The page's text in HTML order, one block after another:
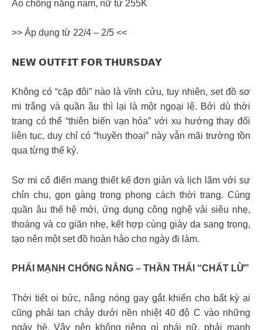
Áo chống nắng nam, nữ từ 255K
>> Áp dụng từ 22/4 – 2/5 <<
𝗡𝗘𝗪 𝗢𝗨𝗧𝗙𝗜𝗧 𝗙𝗢𝗥 𝗧𝗛𝗨𝗥𝗦𝗗𝗔𝗬
Không có “cặp đôi” nào là vĩnh cửu, tuy nhiên, set đồ sơ
mi trắng và quần âu thì lại là một ngoại lệ. Bởi dù thời
trang có thể “thiên biến vạn hóa” với xu hướng thay đổi
liên tục, duy chỉ có “huyền thoại” này vẫn mãi trường tồn
qua từng thế kỷ.
Sơ mi cổ điển mang thiết kế đơn giản và lịch lãm với sự
chỉn chu, gọn gàng trong phong cách thời trang. Cùng
quần âu thế hệ mới, ứng dụng công nghệ vải siêu nhẹ,
thoáng và co giãn nhẹ, kết hợp cùng giày da sang trọng,
tạo nên một set đồ hoàn hảo cho ngày đi làm.
PHÁI MẠNH CHỐNG NẮNG – THẦN THÁI “CHẤT LỪ”
Thời tiết oi bức, nắng nóng gay gắt khiến cho bất kỳ ai
cũng phải tan chảy dưới nền nhiệt 40 độ C vào những
ngày hè. Vậy nên không riêng gì phái nữ, phải mạnh